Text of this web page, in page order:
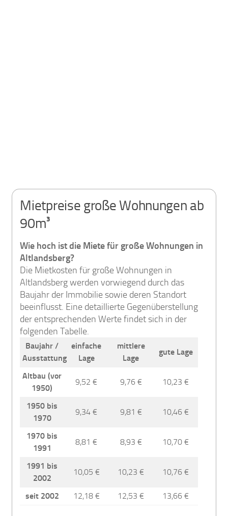
Mietpreise große Wohnungen ab
90m³
Wie hoch ist die Miete für große Wohnungen in
Altlandsberg?
Die Mietkosten für große Wohnungen in
Altlandsberg werden vorwiegend durch das
Baujahr der Immobilie sowie deren Standort
beeinflusst. Eine detaillierte Gegenüberstellung
der entsprechenden Werte findet sich in der
folgenden Tabelle.
Baujahr /
Ausstattung
einfache
Lage
mittlere
Lage
gute Lage
Altbau (vor
1950)
9,52 € 9,76 € 10,23 €
1950 bis
1970
9,34 € 9,81 € 10,46 €
1970 bis
1991
8,81 € 8,93 € 10,70 €
1991 bis
2002
10,05 € 10,23 € 10,76 €
seit 2002 12,18 € 12,53 € 13,66 €